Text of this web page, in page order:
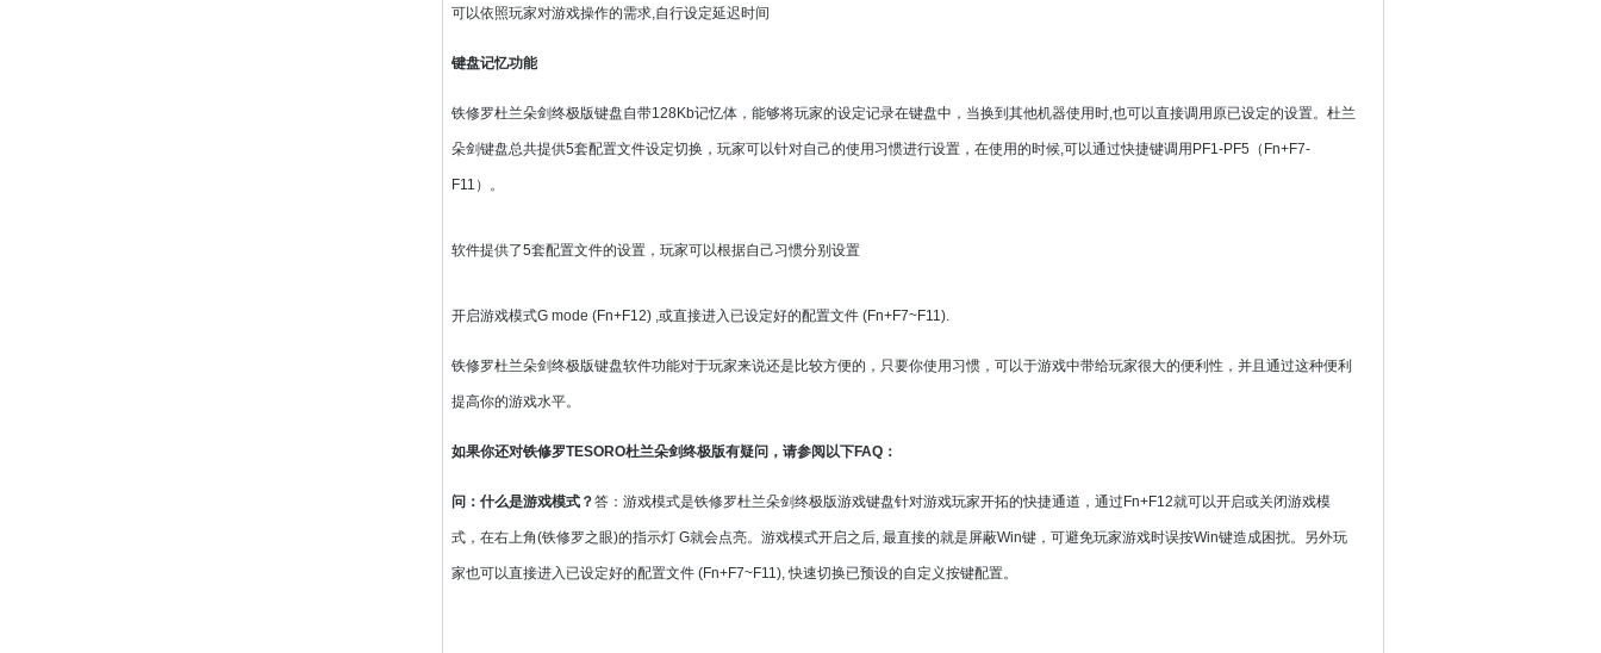
可以依照玩家对游戏操作的需求,自行设定延迟时间
键盘记忆功能
铁修罗杜兰朵剑终极版键盘自带128Kb记忆体，能够将玩家的设定记录在键盘中，当换到其他机器使用时,也可以直接调用原已设定的设置。杜兰
朵剑键盘总共提供5套配置文件设定切换，玩家可以针对自己的使用习惯进行设置，在使用的时候,可以通过快捷键调用PF1-PF5（Fn+F7-
F11）。
软件提供了5套配置文件的设置，玩家可以根据自己习惯分别设置
开启游戏模式G mode (Fn+F12) ,或直接进入已设定好的配置文件 (Fn+F7~F11).
铁修罗杜兰朵剑终极版键盘软件功能对于玩家来说还是比较方便的，只要你使用习惯，可以于游戏中带给玩家很大的便利性，并且通过这种便利
提高你的游戏水平。
如果你还对铁修罗TESORO杜兰朵剑终极版有疑问，请参阅以下FAQ：
问：什么是游戏模式？答：游戏模式是铁修罗杜兰朵剑终极版游戏键盘针对游戏玩家开拓的快捷通道，通过Fn+F12就可以开启或关闭游戏模
式，在右上角(铁修罗之眼)的指示灯 G就会点亮。游戏模式开启之后, 最直接的就是屏蔽Win键，可避免玩家游戏时误按Win键造成困扰。另外玩
家也可以直接进入已设定好的配置文件 (Fn+F7~F11), 快速切换已预设的自定义按键配置。